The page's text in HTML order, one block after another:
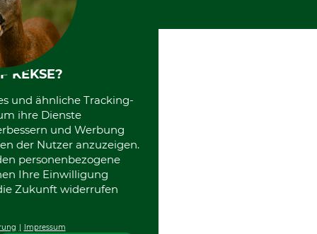
Kooperationen
KEKSE?
und ähnliche Tracking-
ihre Dienste
und Werbung
der Nutzer anzuzeigen.
personenbezogene
Ihre Einwilligung
Zukunft widerrufen
Impressum